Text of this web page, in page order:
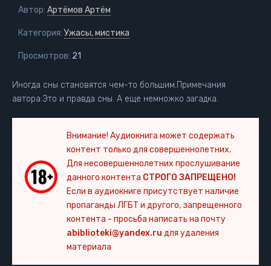
Автор: Артёмов Артём
Категория: Ужасы, мистика
Просмотров: 21
Иногда сны становятся чем-то большим.Примечания
автора:Это и правда сны. А еще немножко загадка.
Внимание! Аудиокнига может содержать
контент только для совершеннолетних.
Для несовершеннолетних прослушивание
данного контента СТРОГО ЗАПРЕЩЕНО!
Если в аудиокниге присутствует наличие
пропаганды ЛГБТ и другого, запрещенного
контента - просьба написать на почту
abiblioteki@yandex.ru для удаления
материала